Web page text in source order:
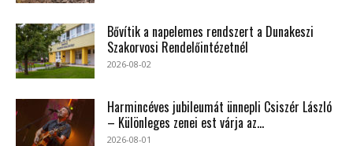
Bővítik a napelemes rendszert a Dunakeszi
Szakorvosi Rendelőintézetnél
2026-08-02
Harmincéves jubileumát ünnepli Csiszér László
– Különleges zenei est várja az...
2026-08-01